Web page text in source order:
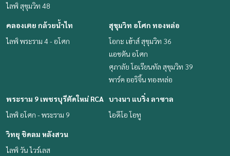
ไลฟ์ สุขุมวิท 48
คลองเตย กล้วยน้ำไท
ไลฟ์ พระราม 4 - อโศก
สุขุมวิท อโศก ทองหล่อ
โอกะ เฮ้าส์ สุขุมวิท 36
แอชตัน อโศก
ศุภาลัย โอเรียนทัล สุขุมวิท 39
พาร์ค ออริจิ้น ทองหล่อ
พระราม 9 เพชรบุรีตัดใหม่ RCA
ไลฟ์ อโศก - พระราม 9
บางนา แบริ่ง ลาซาล
ไอดีโอ โอทู
วิทยุ ชิดลม หลังสวน
ไลฟ์ วัน ไวร์เลส